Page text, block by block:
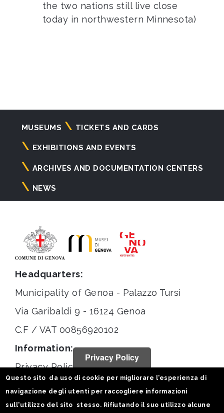
the two nations still live close
today in northwestern Minnesota)
Navigazione
principale
MUSEUMS TICKETS AND CARDS
EXHIBITIONS AND EVENTS
ARCHIVES AND DOCUMENTATION CENTERS
NEWS
Headquarters:
Municipality of Genoa - Palazzo Tursi
Via Garibaldi 9 - 16124 Genoa
C.F / VAT 00856920102
Information:
Privacy Policy
Statistiche
Privacy Policy
Questo sito da uso di cookie per migliorare l'esperienza di
navigazione degli utenti per raccogliere informazioni
sull'utilizzo del sito stesso. Rifiutando il suo utilizzo alcune